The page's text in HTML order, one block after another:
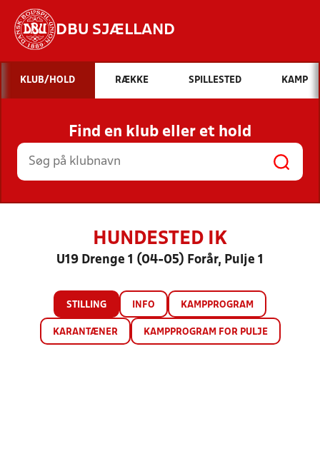
DBU SJÆLLAND
Hvad vil du søge efter?
INDHOLD OG NYHEDER
STILLINGER, RESULTATER, KLUBBER OG
HOLD
KLUB/HOLD RÆKKE SPILLESTED KAMP
Find en klub eller et hold
HUNDESTED IK
U19 Drenge 1 (04-05) Forår, Pulje 1
STILLING INFO KAMPPROGRAM
KARANTÆNER KAMPPROGRAM FOR PULJE